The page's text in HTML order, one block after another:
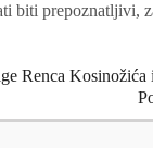
biti prepoznatljivi,
Renca Kosinožića